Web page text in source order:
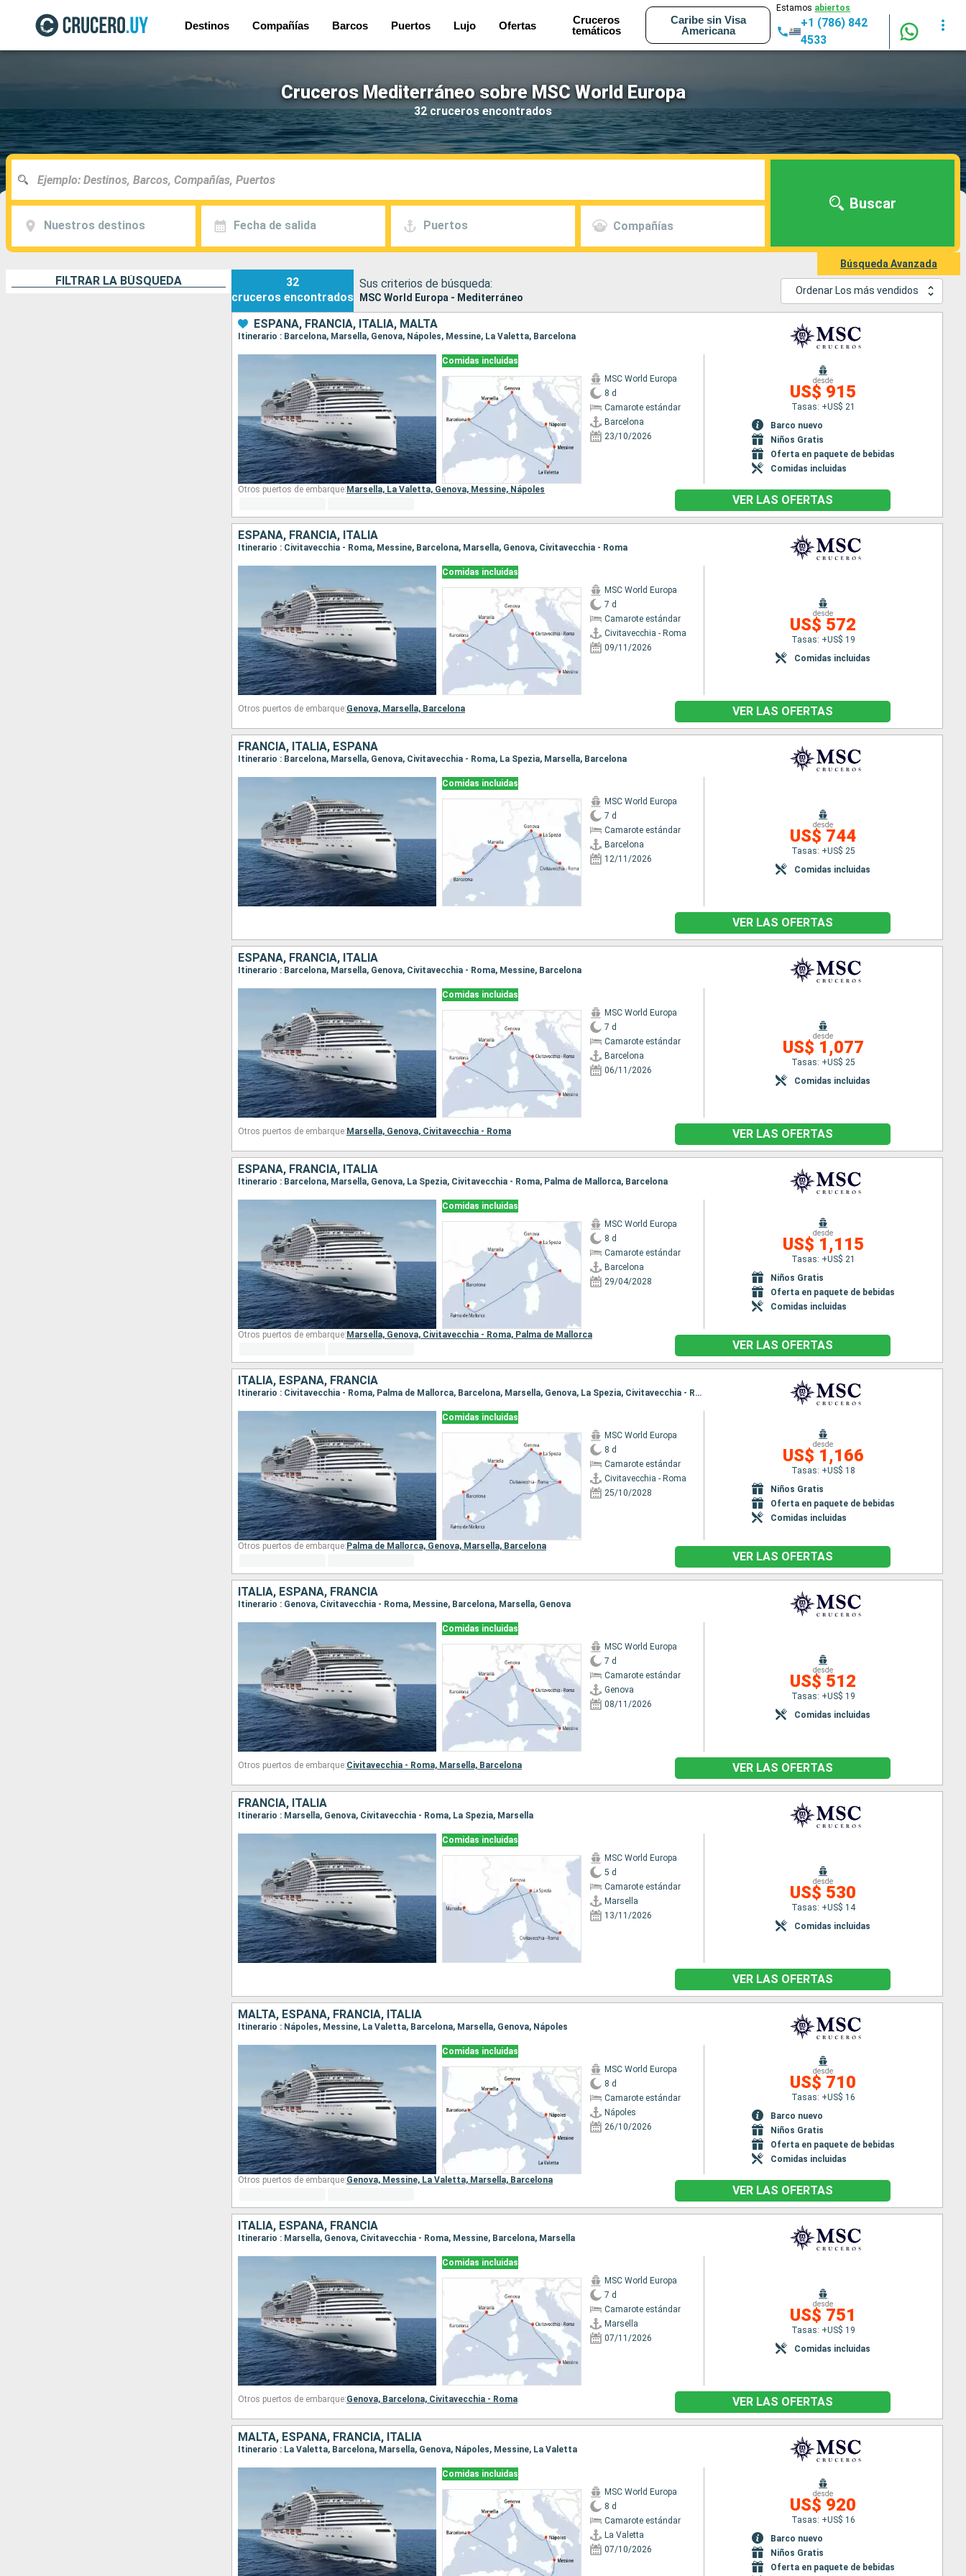
Destinos Compañías Barcos Puertos Lujo Ofertas
Cruceros
temáticos
Caribe sin Visa
Americana
Estamos abiertos
+1 (786) 842
4533
Cruceros Mediterráneo sobre MSC World Europa
32 cruceros encontrados
Nuestros destinos Fecha de salida Puertos Compañías
Buscar
Búsqueda Avanzada
FILTRAR LA BÚSQUEDA
32
cruceros encontrados
Sus criterios de búsqueda:
MSC World Europa - Mediterráneo
Ordenar Los más vendidos
ESPAÑA, FRANCIA, ITALIA, MALTA
Itinerario : Barcelona, Marsella, Genova, Nápoles, Messine, La Valetta, Barcelona
Comidas incluidas
MSC World Europa
8 d
Camarote estándar
Barcelona
23/10/2026
desde
US$ 915
Tasas: +US$ 21
Barco nuevo
Niños Gratis
Oferta en paquete de bebidas
Comidas incluidas
Otros puertos de embarque: Marsella, La Valetta, Genova, Messine, Nápoles
VER LAS OFERTAS
ESPAÑA, FRANCIA, ITALIA
Itinerario : Civitavecchia - Roma, Messine, Barcelona, Marsella, Genova, Civitavecchia - Roma
Comidas incluidas
MSC World Europa
7 d
Camarote estándar
Civitavecchia - Roma
09/11/2026
desde
US$ 572
Tasas: +US$ 19
Comidas incluidas
Otros puertos de embarque:Genova, Marsella, Barcelona VER LAS OFERTAS
FRANCIA, ITALIA, ESPAÑA
Itinerario : Barcelona, Marsella, Genova, Civitavecchia - Roma, La Spezia, Marsella, Barcelona
Comidas incluidas
MSC World Europa
7 d
Camarote estándar
Barcelona
12/11/2026
desde
US$ 744
Tasas: +US$ 25
Comidas incluidas
VER LAS OFERTAS
ESPAÑA, FRANCIA, ITALIA
Itinerario : Barcelona, Marsella, Genova, Civitavecchia - Roma, Messine, Barcelona
Comidas incluidas
MSC World Europa
7 d
Camarote estándar
Barcelona
06/11/2026
desde
US$ 1,077
Tasas: +US$ 25
Comidas incluidas
Otros puertos de embarque: Marsella, Genova, Civitavecchia - Roma VER LAS OFERTAS
ESPAÑA, FRANCIA, ITALIA
Itinerario : Barcelona, Marsella, Genova, La Spezia, Civitavecchia - Roma, Palma de Mallorca, Barcelona
Comidas incluidas
MSC World Europa
8 d
Camarote estándar
Barcelona
29/04/2028
desde
US$ 1,115
Tasas: +US$ 21
Niños Gratis
Oferta en paquete de bebidas
Comidas incluidas
Otros puertos de embarque: Marsella, Genova, Civitavecchia - Roma, Palma de Mallorca
VER LAS OFERTAS
ITALIA, ESPAÑA, FRANCIA
Itinerario : Civitavecchia - Roma, Palma de Mallorca, Barcelona, Marsella, Genova, La Spezia, Civitavecchia - Roma
Comidas incluidas
MSC World Europa
8 d
Camarote estándar
Civitavecchia - Roma
25/10/2028
desde
US$ 1,166
Tasas: +US$ 18
Niños Gratis
Oferta en paquete de bebidas
Comidas incluidas
Otros puertos de embarque: Palma de Mallorca, Genova, Marsella, Barcelona
VER LAS OFERTAS
ITALIA, ESPAÑA, FRANCIA
Itinerario : Genova, Civitavecchia - Roma, Messine, Barcelona, Marsella, Genova
Comidas incluidas
MSC World Europa
7 d
Camarote estándar
Genova
08/11/2026
desde
US$ 512
Tasas: +US$ 19
Comidas incluidas
Otros puertos de embarque:Civitavecchia - Roma, Marsella, Barcelona VER LAS OFERTAS
FRANCIA, ITALIA
Itinerario : Marsella, Genova, Civitavecchia - Roma, La Spezia, Marsella
Comidas incluidas
MSC World Europa
5 d
Camarote estándar
Marsella
13/11/2026
desde
US$ 530
Tasas: +US$ 14
Comidas incluidas
VER LAS OFERTAS
MALTA, ESPAÑA, FRANCIA, ITALIA
Itinerario : Nápoles, Messine, La Valetta, Barcelona, Marsella, Genova, Nápoles
Comidas incluidas
MSC World Europa
8 d
Camarote estándar
Nápoles
26/10/2026
desde
US$ 710
Tasas: +US$ 16
Barco nuevo
Niños Gratis
Oferta en paquete de bebidas
Comidas incluidas
Otros puertos de embarque:Genova, Messine, La Valetta, Marsella, Barcelona
VER LAS OFERTAS
ITALIA, ESPAÑA, FRANCIA
Itinerario : Marsella, Genova, Civitavecchia - Roma, Messine, Barcelona, Marsella
Comidas incluidas
MSC World Europa
7 d
Camarote estándar
Marsella
07/11/2026
desde
US$ 751
Tasas: +US$ 19
Comidas incluidas
Otros puertos de embarque:Genova, Barcelona, Civitavecchia - Roma VER LAS OFERTAS
MALTA, ESPAÑA, FRANCIA, ITALIA
Itinerario : La Valetta, Barcelona, Marsella, Genova, Nápoles, Messine, La Valetta
Comidas incluidas
MSC World Europa
8 d
Camarote estándar
La Valetta
07/10/2026
desde
US$ 920
Tasas: +US$ 16
Barco nuevo
Niños Gratis
Oferta en paquete de bebidas